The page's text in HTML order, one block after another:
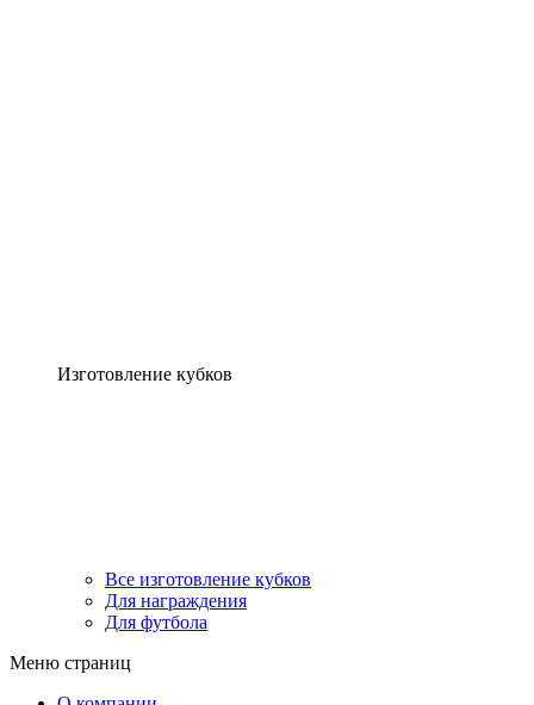
Изготовление кубков
Все изготовление кубков
Для награждения
Для футбола
Меню страниц